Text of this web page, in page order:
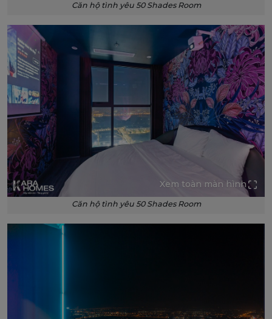
Căn hộ tình yêu 50 Shades Room
Xem toàn màn hình
Căn hộ tình yêu 50 Shades Room